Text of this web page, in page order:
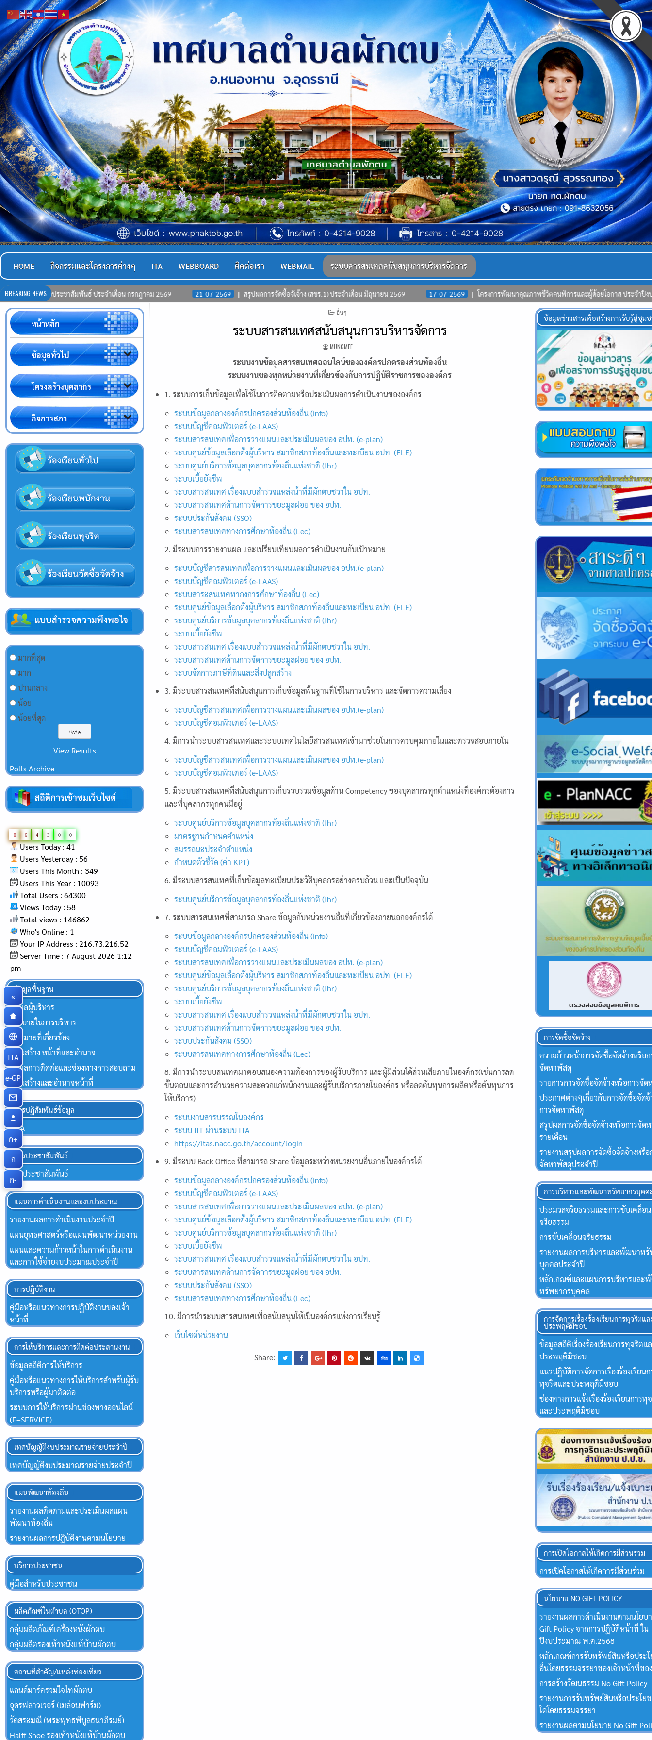
HOME กิจกรรมและโครงการต่างๆ ITA WEBBOARD ติดต่อเรา WEBMAIL ระบบสารสนเทศสนับสนุนการบริหารจัดการ
BREAKING NEWS
ะชาสัมพันธ์ ประจำเดือน กรกฎาคม 2569 21-07-2569 สรุปผลการจัดซื้อจัเจ้าง (สขร.1) ประจำเดือน มิถุนายน 2569 17-07-2569 โครงการพัฒนาคุณภาพชีวิตคนพิการและผู้ด้อยโอกาส ประจำปีงบประมาณ 2569 ห
POSTED
อื่นๆ
ระบบสารสนเทศสนับสนุนการบริหารจัดการ
MUNGMEE
ระบบงานข้อมูลสารสนเทศออนไลน์ขององค์กรปกครองส่วนท้องถิ่น
ระบบงานของทุกหน่วยงานที่เกี่ยวข้องกับการปฏิบัติราชการขององค์กร
1. ระบบการเก็บข้อมูลเพื่อใช้ในการติดตามหรือประเมินผลการดำเนินงานขององค์กร
ระบบข้อมูลกลางองค์กรปกครองส่วนท้องถิ่น (info)
ระบบบัญชีคอมพิวเตอร์ (e-LAAS)
ระบบสารสนเทศเพื่อการวางแผนและประเมินผลของ อปท. (e-plan)
ระบบศูนย์ข้อมูลเลือกตั้งผู้บริหาร สมาชิกสภาท้องถิ่นและทะเบียน อปท. (ELE)
ระบบศูนย์บริการข้อมูลบุคลากรท้องถิ่นแห่งชาติ (Ihr)
ระบบเบี้ยยังชีพ
ระบบสารสนเทศ เรื่องแบบสำรวจแหล่งน้ำที่มีผักตบชวาใน อปท.
ระบบสารสนเทศด้านการจัดการขยะมูลฝอย ของ อปท.
ระบบประกันสังคม (SSO)
ระบบสารสนเทศทางการศึกษาท้องถิ่น (Lec)
2. มีระบบการรายงานผล และเปรียบเทียบผลการดำเนินงานกับเป้าหมาย
ระบบบัญชีสารสนเทศเพื่อการวางแผนและเมินผลของ อปท.(e-plan)
ระบบบัญชีคอมพิวเตอร์ (e-LAAS)
ระบบสาระสนเทศทากงการศึกษาท้องถิ่น (Lec)
ระบบศูนย์ข้อมูลเลือกตั้งผู้บริหาร สมาชิกสภาท้องถิ่นและทะเบียน อปท. (ELE)
ระบบศูนย์บริการข้อมูลบุคลากรท้องถิ่นแห่งชาติ (Ihr)
ระบบเบี้ยยังชีพ
ระบบสารสนเทศ เรื่องแบบสำรวจแหล่งน้ำที่มีผักตบชวาใน อปท.
ระบบสารสนเทศด้านการจัดการขยะมูลฝอย ของ อปท.
ระบบจัดการภาษีที่ดินและสิ่งปลูกสร้าง
3. มีระบบสารสนเทศที่สนับสนุนการเก็บข้อมูลพื้นฐานที่ใช้ในการบริหาร และจัดการความเสี่ยง
ระบบบัญชีสารสนเทศเพื่อการวางแผนและเมินผลของ อปท.(e-plan)
ระบบบัญชีคอมพิวเตอร์ (e-LAAS)
4. มีการนำระบบสารสนเทศและระบบเทคโนโลยีสารสนเทศเข้ามาช่วยในการควบคุมภายในและตรวจสอบภายใน
ระบบบัญชีสารสนเทศเพื่อการวางแผนและเมินผลของ อปท.(e-plan)
ระบบบัญชีคอมพิวเตอร์ (e-LAAS)
5. มีระบบสารสนเทศที่สนับสนุนการเก็บรวบรวมข้อมูลด้าน Competency ของบุคลากรทุกตำแหน่งที่องค์กรต้องการ
และที่บุคลากรทุกคนมีอยู่
ระบบศูนย์บริการข้อมูลบุคลากรท้องถิ่นแห่งชาติ (Ihr)
มาตรฐานกำหนดตำแหน่ง
สมรรถนะประจำตำแหน่ง
กำหนดตัวชี้วัด (ค่า KPT)
6. มีระบบสารสนเทศที่เก็บข้อมูลทะเบียนประวัติบุคลกรอย่างครบถ้วน และเป็นปัจจุบัน
ระบบศูนย์บริการข้อมูลบุคลากรท้องถิ่นแห่งชาติ (Ihr)
7. ระบบสารสนเทศที่สามารถ Share ข้อมูลกับหน่วยงานอื่นที่เกี่ยวข้องภายนอกองค์กรได้
ระบบข้อมูลกลางองค์กรปกครองส่วนท้องถิ่น (info)
ระบบบัญชีคอมพิวเตอร์ (e-LAAS)
ระบบสารสนเทศเพื่อการวางแผนและประเมินผลของ อปท. (e-plan)
ระบบศูนย์ข้อมูลเลือกตั้งผู้บริหาร สมาชิกสภาท้องถิ่นและทะเบียน อปท. (ELE)
ระบบศูนย์บริการข้อมูลบุคลากรท้องถิ่นแห่งชาติ (Ihr)
ระบบเบี้ยยังชีพ
ระบบสารสนเทศ เรื่องแบบสำรวจแหล่งน้ำที่มีผักตบชวาใน อปท.
ระบบสารสนเทศด้านการจัดการขยะมูลฝอย ของ อปท.
ระบบประกันสังคม (SSO)
ระบบสารสนเทศทางการศึกษาท้องถิ่น (Lec)
8. มีการนำระบบสนเทศมาตอบสนองความต้องการของผู้รับบริการ และผู้มีส่วนได้ส่วนเสียภายในองค์กร(เช่นการลด
ขั้นตอนและการอำนวยความสะดวกแก่พนักงานและผู้รับบริการภายในองค์กร หรือลดต้นทุนการผลิตหรือต้นทุนการ
ให้บริการ)
ระบบงานสารบรรณในองค์กร
ระบบ IIT ผ่านระบบ ITA
https://itas.nacc.go.th/account/login
9. มีระบบ Back Office ที่สามารถ Share ข้อมูลระหว่างหน่วยงานอื่นภายในองค์กรได้
ระบบข้อมูลกลางองค์กรปกครองส่วนท้องถิ่น (info)
ระบบบัญชีคอมพิวเตอร์ (e-LAAS)
ระบบสารสนเทศเพื่อการวางแผนและประเมินผลของ อปท. (e-plan)
ระบบศูนย์ข้อมูลเลือกตั้งผู้บริหาร สมาชิกสภาท้องถิ่นและทะเบียน อปท. (ELE)
ระบบศูนย์บริการข้อมูลบุคลากรท้องถิ่นแห่งชาติ (Ihr)
ระบบเบี้ยยังชีพ
ระบบสารสนเทศ เรื่องแบบสำรวจแหล่งน้ำที่มีผักตบชวาใน อปท.
ระบบสารสนเทศด้านการจัดการขยะมูลฝอย ของ อปท.
ระบบประกันสังคม (SSO)
ระบบสารสนเทศทางการศึกษาท้องถิ่น (Lec)
10. มีการนำระบบสารสนเทศเพื่อสนับสนุนให้เป็นองค์กรแห่งการเรียนรู้
เว็บไซต์หน่วยงาน
Share:
หน้าหลัก
ข้อมูลทั่วไป
โครงสร้างบุคลากร
กิจการสภา
มากที่สุด
มาก
ปานกลาง
น้อย
น้อยที่สุด
View Results
Polls Archive
0 6 4 3 0 0
Users Today : 41
Users Yesterday : 56
Users This Month : 349
Users This Year : 10093
Total Users : 64300
Views Today : 58
Total views : 146862
Who's Online : 1
Your IP Address : 216.73.216.52
Server Time : 7 August 2026 1:12
pm
ข้อมูลพื้นฐาน
ข้อมูลผู้บริหาร
นโยบายในการบริหาร
กฏหมายที่เกี่ยวข้อง
โครงสร้าง หน้าที่และอำนาจ
ข้อมูลการติดต่อและช่องทางการสอบถาม
โครงสร้างและอำนาจหน้าที่
การปฏิสัมพันธ์ข้อมูล
Q&A
การประชาสัมพันธ์
ข่าวประชาสัมพันธ์
แผนการดำเนินงานและงบประมาณ
รายงานผลการดำเนินงานประจำปี
แผนยุทธศาสตร์หรือแผนพัฒนาหน่วยงาน
แผนและความก้าวหน้าในการดำเนินงาน
และการใช้จ่ายงบประมาณประจำปี
การปฏิบัติงาน
คู่มือหรือแนวทางการปฏิบัติงานของเจ้า
หน้าที่
การให้บริการและการติดต่อประสานงาน
ข้อมูลสถิติการให้บริการ
คู่มือหรือแนวทางการให้บริการสำหรับผู้ร้บ
บริการหรือผู้มาติดต่อ
ระบบการให้บริการผ่านช่องทางออนไลน์
(E–SERVICE)
เทศบัญญัติงบประมาณรายจ่ายประจำปี
เทศบัญญัติงบประมาณรายจ่ายประจำปี
แผนพัฒนาท้องถิ่น
รายงานผลติดตามและประเมินผลแผน
พัฒนาท้องถิ่น
รายงานผลการปฏิบัติงานตามนโยบาย
บริการประชาชน
คู่มือสำหรับประชาชน
ผลิตภัณฑ์ในตำบล (OTOP)
กลุ่มผลิตภัณฑ์เครื่องหนังผักตบ
กลุ่มผลิตรองเท้าหนังแท้บ้านผักตบ
สถานที่สำคัญ/แหล่งท่องเที่ยว
แลนด์มาร์ครวมใจไทผักตบ
อุดรฟลาวเวอร์ (เมล่อนฟาร์ม)
วัดสระมณี (พระพุทธพิบูลธนาภิรมย์)
Halff Shoe รองเท้าหนังแท้บ้านผักตบ
ข้อมูลข่าวสารเพื่อสร้างการรับรู้สู่ชุม
การจัดซื้อจัดจ้าง
ความก้าวหน้าการจัดซื้อจัดจ้างหรือก
จัดหาพัสดุ
รายการการจัดซื้อจัดจ้างหรือการจั
ประกาศต่างๆเกี่ยวกับการจัดซื้อจัดจ้
การจัดหาพัสดุ
สรุปผลการจัดซื้อจัดจ้างหรือการจัด
รายเดือน
รายงานสรุปผลการจัดซื้อจัดจ้างหรือ
จัดหาพัสดุประจําปี
การบริหารและพัฒนาทรัพยากรบุคค
ประมวลจริยธรรมและการขับเคลื่อน
จริยธรรม
การขับเคลื่อนจริยธรรม
รายงานผลการบริหารและพัฒนาท
บุคคลประจำปี
หลักเกณฑ์และแผนการบริหารและ
ทรัพยากรบุคคล
การจัดการเรื่องร้องเรียนการทุจริตแ
ประพฤติมิชอบ
ข้อมูลสถิติเรื่องร้องเรียนการทุจริตแ
ประพฤติมิชอบ
แนวปฏิบัติการจัดการเรื่องร้องเรียน
ทุจริตและประพฤติมิชอบ
ช่องทางการแจ้งเรื่องร้องเรียนการทุ
และประพฤติมิชอบ
การเปิดโอกาสให้เกิดการมีส่วนร่วม
การเปิดโอกาสให้เกิดการมีส่วนร่วม
นโยบาย NO GIFT POLICY
รายงานผลการดำเนินงานตามนโยบ
Gift Policy จากการปฏิบัติหน้าที่ ใน
ปีงบประมาณ พ.ศ.2568
หลักเกณฑ์การรับทรัพย์สินหรือประ
อื่นโดยธรรมจรรยาของเจ้าหน้าที่ขอ
การสร้างวัฒนธรรม No Gift Policy
รายงานการรับทรัพย์สินหรือประโย
ใดโดยธรรมจรรยา
รายงานผลตามนโยบาย No Gift
«
ITA
e-GP
ก+
ก
ก-